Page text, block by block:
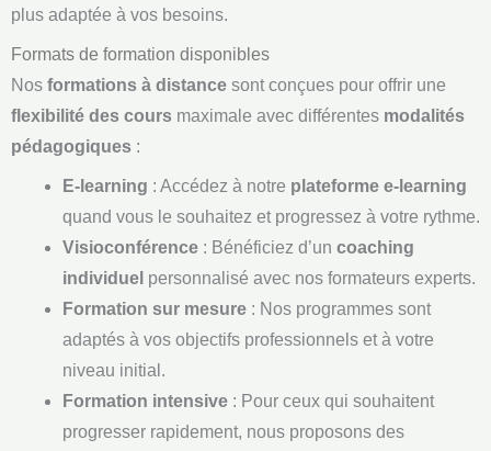
plus adaptée à vos besoins.
Formats de formation disponibles
Nos formations à distance sont conçues pour offrir une
flexibilité des cours maximale avec différentes modalités
pédagogiques :
E-learning : Accédez à notre plateforme e-learning
quand vous le souhaitez et progressez à votre rythme.
Visioconférence: Bénéficiez d’un coaching
individuel personnalisé avec nos formateurs experts.
Formation sur mesure: Nos programmes sont
adaptés à vos objectifs professionnels et à votre
niveau initial.
Formation intensive: Pour ceux qui souhaitent
progresser rapidement, nous proposons des